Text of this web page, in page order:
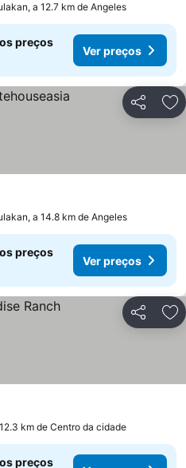
a 12.7 km de Angeles
preços
Ver preços
Partilhar
a 14.8 km de Angeles
preços
Ver preços
Partilhar
km de Centro da cidade
preços